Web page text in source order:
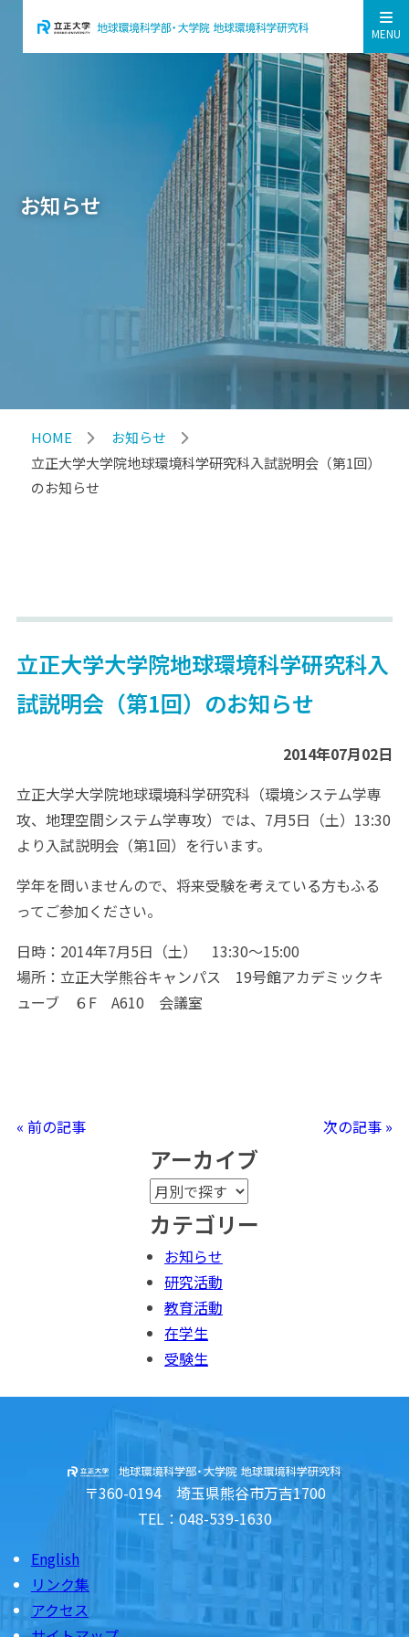
MENU
お知らせ
HOME
お知らせ
立正大学大学院地球環境科学研究科入試説明会（第1回）
のお知らせ
立正大学大学院地球環境科学研究科入
試説明会（第1回）のお知らせ
2014年07月02日
立正大学大学院地球環境科学研究科（環境システム学専
攻、地理空間システム学専攻）では、7月5日（土）13:30
より入試説明会（第1回）を行います。
学年を問いませんので、将来受験を考えている方もふる
ってご参加ください。
日時：2014年7月5日（土） 13:30～15:00
場所：立正大学熊谷キャンパス 19号館アカデミックキ
ューブ ６F A610 会議室
« 前の記事 次の記事 »
アーカイブ
カテゴリー
お知らせ
研究活動
教育活動
在学生
受験生
〒360-0194 埼玉県熊谷市万吉1700
TEL：048-539-1630
English
リンク集
アクセス